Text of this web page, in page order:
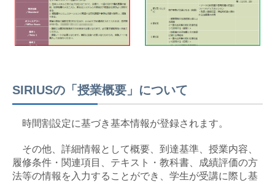
SIRIUSの「授業概要」について
時間割設定に基づき基本情報が登録されます。
その他、詳細情報として概要、到達基準、授業内容、
履修条件・関連項目、テキスト・教科書、成績評価の方
法等の情報を入力することができ、学生が受講に際し基